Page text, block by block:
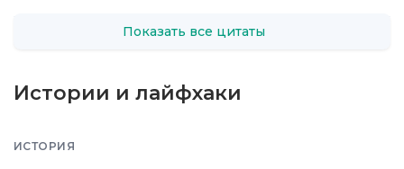
Показать все цитаты
Истории и лайфхаки
ИСТОРИЯ